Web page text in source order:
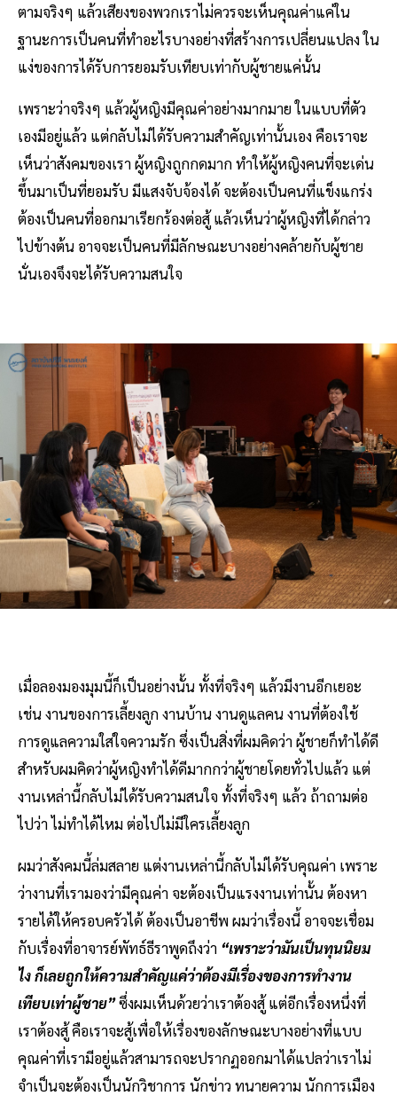
ตามจริงๆ แล้วเสียงของพวกเราไม่ควรจะเห็นคุณค่าแค่ใน
ฐานะการเป็นคนที่ทำอะไรบางอย่างที่สร้างการเปลี่ยนแปลง ใน
แง่ของการได้รับการยอมรับเทียบเท่ากับผู้ชายแค่นั้น
เพราะว่าจริงๆ แล้วผู้หญิงมีคุณค่าอย่างมากมาย ในแบบที่ตัว
เองมีอยู่แล้ว แต่กลับไม่ได้รับความสำคัญเท่านั้นเอง คือเราจะ
เห็นว่าสังคมของเรา ผู้หญิงถูกกดมาก ทำให้ผู้หญิงคนที่จะเด่น
ขึ้นมาเป็นที่ยอมรับ มีแสงจับจ้องได้ จะต้องเป็นคนที่แข็งแกร่ง
ต้องเป็นคนที่ออกมาเรียกร้องต่อสู้ แล้วเห็นว่าผู้หญิงที่ได้กล่าว
ไปข้างต้น อาจจะเป็นคนที่มีลักษณะบางอย่างคล้ายกับผู้ชาย
นั่นเองจึงจะได้รับความสนใจ
เมื่อลองมองมุมนี้ก็เป็นอย่างนั้น ทั้งที่จริงๆ แล้วมีงานอีกเยอะ
เช่น งานของการเลี้ยงลูก งานบ้าน งานดูแลคน งานที่ต้องใช้
การดูแลความใส่ใจความรัก ซึ่งเป็นสิ่งที่ผมคิดว่า ผู้ชายก็ทำได้ดี
สำหรับผมคิดว่าผู้หญิงทำได้ดีมากกว่าผู้ชายโดยทั่วไปแล้ว แต่
งานเหล่านี้กลับไม่ได้รับความสนใจ ทั้งที่จริงๆ แล้ว ถ้าถามต่อ
ไปว่า ไม่ทำได้ไหม ต่อไปไม่มีใครเลี้ยงลูก
ผมว่าสังคมนี้ล่มสลาย แต่งานเหล่านี้กลับไม่ได้รับคุณค่า เพราะ
ว่างานที่เรามองว่ามีคุณค่า จะต้องเป็นแรงงานเท่านั้น ต้องหา
รายได้ให้ครอบครัวได้ ต้องเป็นอาชีพ ผมว่าเรื่องนี้ อาจจะเชื่อม
กับเรื่องที่อาจารย์พัทธ์ธีราพูดถึงว่า “เพราะว่ามันเป็นทุนนิยม
ไง ก็เลยถูกให้ความสำคัญแค่ว่าต้องมีเรื่องของการทำงาน
เทียบเท่าผู้ชาย”ซึ่งผมเห็นด้วยว่าเราต้องสู้ แต่อีกเรื่องหนึ่งที่
เราต้องสู้ คือเราจะสู้เพื่อให้เรื่องของลักษณะบางอย่างที่แบบ
คุณค่าที่เรามีอยู่แล้วสามารถจะปรากฏออกมาได้แปลว่าเราไม่
จำเป็นจะต้องเป็นนักวิชาการ นักข่าว ทนายความ นักการเมือง